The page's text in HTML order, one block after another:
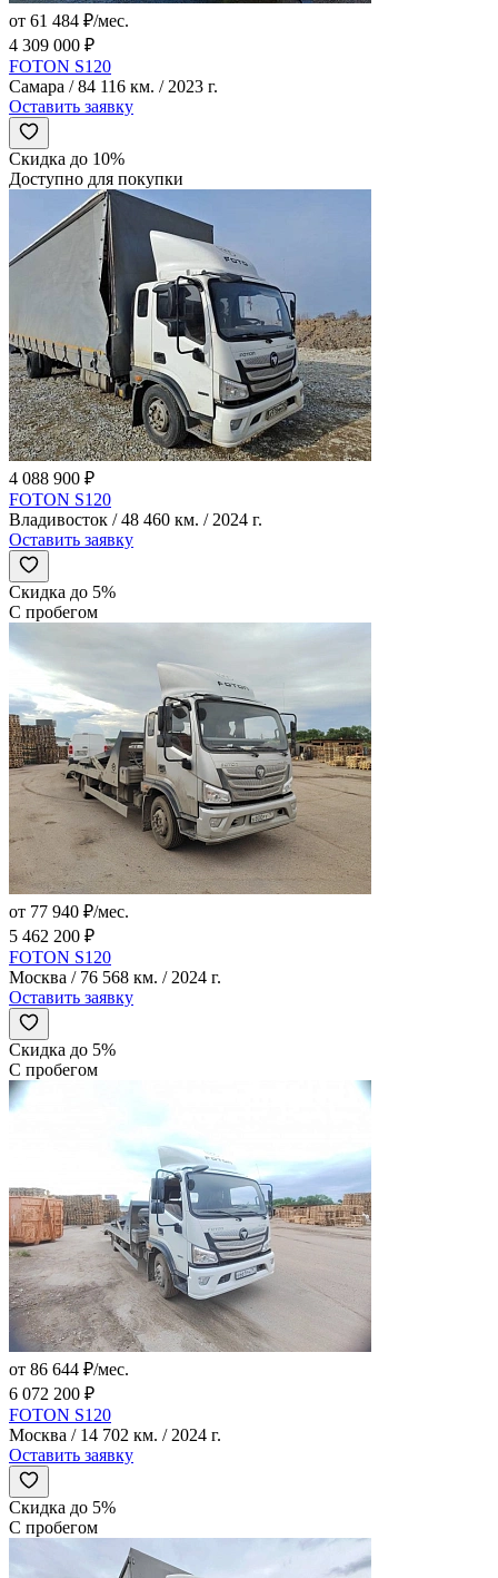
от 61 484 ₽/мес.
4 309 000 ₽
FOTON S120
Самара / 84 116 км. / 2023 г.
Оставить заявку
Скидка до 10%
Доступно для покупки
4 088 900 ₽
FOTON S120
Владивосток / 48 460 км. / 2024 г.
Оставить заявку
Скидка до 5%
С пробегом
от 77 940 ₽/мес.
5 462 200 ₽
FOTON S120
Москва / 76 568 км. / 2024 г.
Оставить заявку
Скидка до 5%
С пробегом
от 86 644 ₽/мес.
6 072 200 ₽
FOTON S120
Москва / 14 702 км. / 2024 г.
Оставить заявку
Скидка до 5%
С пробегом